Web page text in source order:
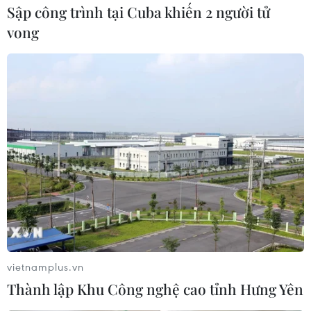
Theo dõi VietnamPlus
Sập công trình tại Cuba khiến 2 người tử
vong
vietnamplus.vn
Thành lập Khu Công nghệ cao tỉnh Hưng Yên